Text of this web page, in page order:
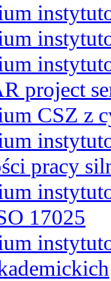
project
CSZ z
pracy
17025